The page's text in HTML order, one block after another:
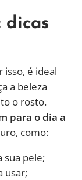
dicas
isso, é ideal
a beleza
o rosto.
para o dia a
como:
pele;
usar;